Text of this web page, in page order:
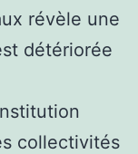
révèle une
détériorée
collectivités